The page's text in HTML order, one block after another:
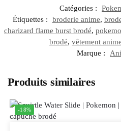
Catégories :
Étiquettes :
broderie anime,
charizard flame burst brodé,
brodé, vêtement anime
Marque :
Produits similaires
-18%